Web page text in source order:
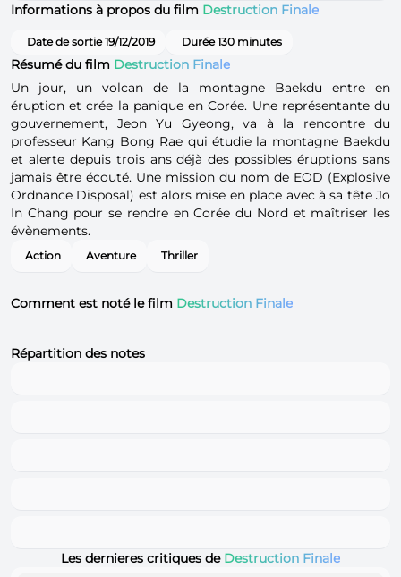
Informations à propos du film Destruction Finale
Date de sortie 19/12/2019 Durée 130 minutes
Résumé du film Destruction Finale
Un jour, un volcan de la montagne Baekdu entre en
éruption et crée la panique en Corée. Une représentante du
gouvernement, Jeon Yu Gyeong, va à la rencontre du
professeur Kang Bong Rae qui étudie la montagne Baekdu
et alerte depuis trois ans déjà des possibles éruptions sans
jamais être écouté. Une mission du nom de EOD (Explosive
Ordnance Disposal) est alors mise en place avec à sa tête Jo
In Chang pour se rendre en Corée du Nord et maîtriser les
évènements.
Action Aventure Thriller
Comment est noté le film Destruction Finale
Répartition des notes
Les dernieres critiques de Destruction Finale